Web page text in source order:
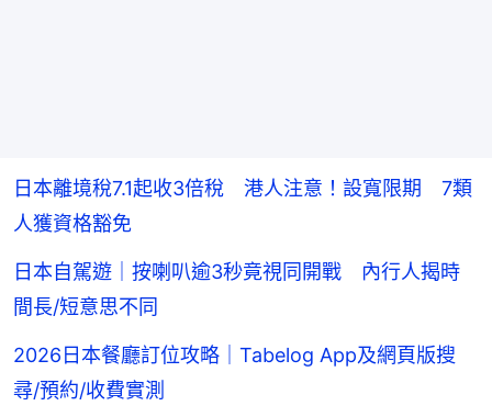
日本離境稅7.1起收3倍稅 港人注意！設寬限期 7類
人獲資格豁免
日本自駕遊｜按喇叭逾3秒竟視同開戰 內行人揭時
間長/短意思不同
2026日本餐廳訂位攻略｜Tabelog App及網頁版搜
尋/預約/收費實測